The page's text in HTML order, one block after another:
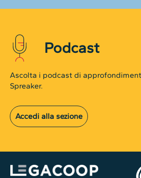
Podcast
Ascolta i podcast di
Spreaker.
Accedi alla sezione